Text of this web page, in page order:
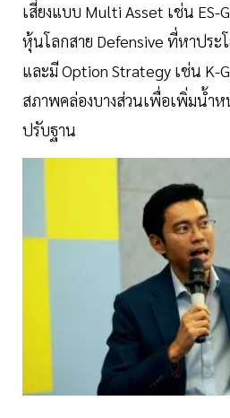
เสี่ยงแบบ Multi Asset เช่น ES-
หุ้นโลกสาย Defensive ที่หาประ
และมี Option Strategy เช่น K-
สภาพคล่องบางส่วนเพื่อเพิ่มน้ำห
ปรับฐาน